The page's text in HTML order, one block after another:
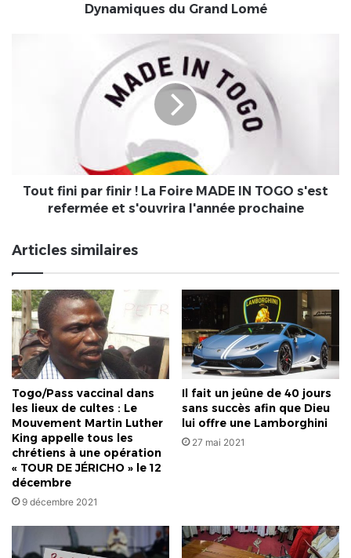
Dynamiques du Grand Lomé
TOGO
s'ouvrira
l'année
prochaine
Tout fini par finir ! La Foire MADE IN TOGO s'est
refermée et s'ouvrira l'année prochaine
Articles similaires
Togo/Pass vaccinal dans
les lieux de cultes : Le
Mouvement Martin Luther
King appelle tous les
chrétiens à une opération
« TOUR DE JÉRICHO » le 12
décembre
9 décembre 2021
Il fait un jeûne de 40 jours
sans succès afin que Dieu
lui offre une Lamborghini
27 mai 2021